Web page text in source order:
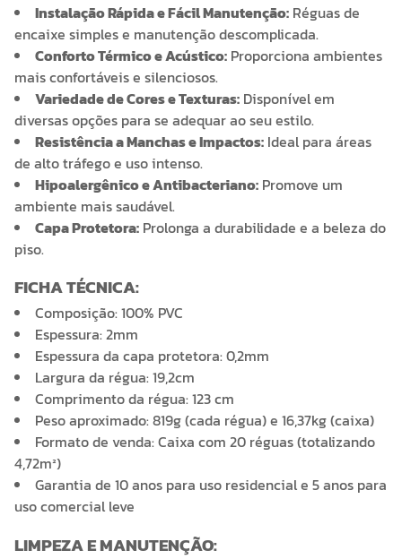
Instalação Rápida e Fácil Manutenção: Réguas de
encaixe simples e manutenção descomplicada.
Conforto Térmico e Acústico: Proporciona ambientes
mais confortáveis e silenciosos.
Variedade de Cores e Texturas: Disponível em
diversas opções para se adequar ao seu estilo.
Resistência a Manchas e Impactos: Ideal para áreas
de alto tráfego e uso intenso.
Hipoalergênico e Antibacteriano: Promove um
ambiente mais saudável.
Capa Protetora: Prolonga a durabilidade e a beleza do
piso.
FICHA TÉCNICA:
Composição: 100% PVC
Espessura: 2mm
Espessura da capa protetora: 0,2mm
Largura da régua: 19,2cm
Comprimento da régua: 123 cm
Peso aproximado: 819g (cada régua) e 16,37kg (caixa)
Formato de venda: Caixa com 20 réguas (totalizando
4,72m²)
Garantia de 10 anos para uso residencial e 5 anos para
uso comercial leve
LIMPEZA E MANUTENÇÃO: